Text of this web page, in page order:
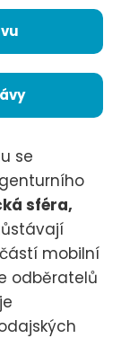
se
sféra,
mobilní
odběratelů